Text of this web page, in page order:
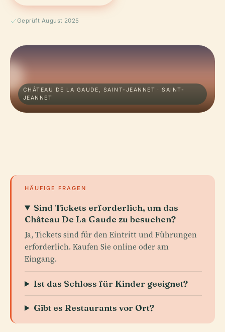
Geprüft August 2025
CHÂTEAU DE LA GAUDE, SAINT-JEANNET · SAINT-
JEANNET
HÄUFIGE FRAGEN
Sind Tickets erforderlich, um das
Château De La Gaude zu besuchen?
Ja, Tickets sind für den Eintritt und Führungen
erforderlich. Kaufen Sie online oder am
Eingang.
Ist das Schloss für Kinder geeignet?
Gibt es Restaurants vor Ort?